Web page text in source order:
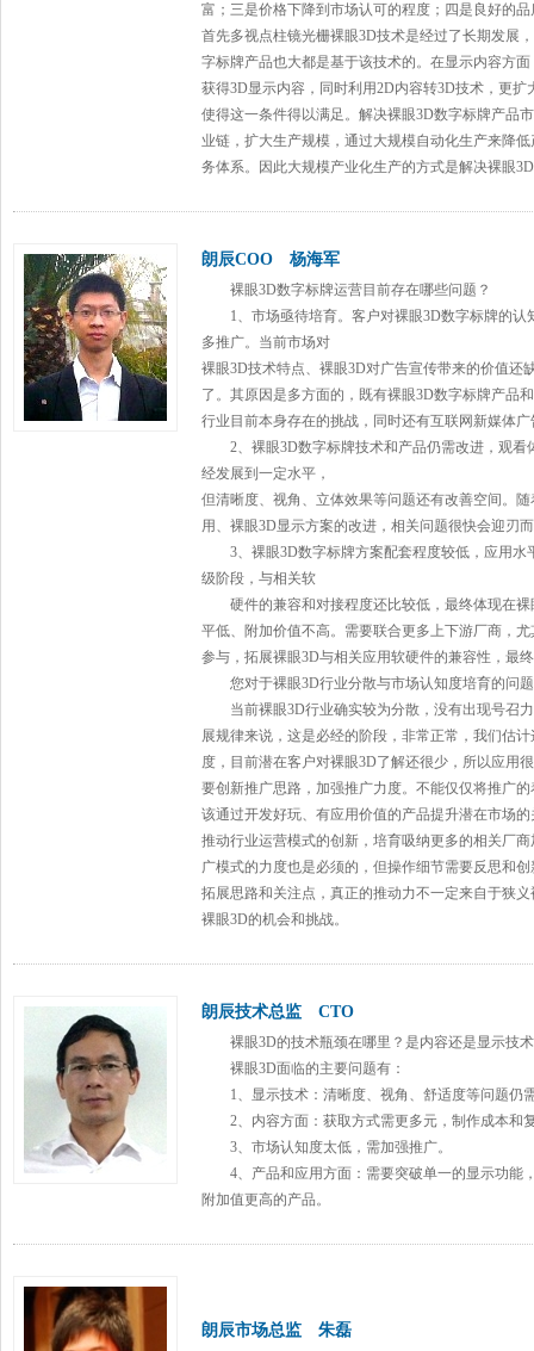
富；三是价格下降到市场认可的程度；四是良好的
首先多视点柱镜光栅裸眼3D技术是经过了长期发展
字标牌产品也大都是基于该技术的。在显示内容方
获得3D显示内容，同时利用2D内容转3D技术，更扩
使得这一条件得以满足。解决裸眼3D数字标牌产品
业链，扩大生产规模，通过大规模自动化生产来降
务体系。因此大规模产业化生产的方式是解决裸眼3D
朗辰COO 杨海军
裸眼3D数字标牌运营目前存在哪些问题？
1、市场亟待培育。客户对裸眼3D数字标牌的认
多推广。当前市场对
裸眼3D技术特点、裸眼3D对广告宣传带来的价值还
了。其原因是多方面的，既有裸眼3D数字标牌产品
行业目前本身存在的挑战，同时还有互联网新媒体
2、裸眼3D数字标牌技术和产品仍需改进，观看
经发展到一定水平，
但清晰度、视角、立体效果等问题还有改善空间。
用、裸眼3D显示方案的改进，相关问题很快会迎刃
3、裸眼3D数字标牌方案配套程度较低，应用水
级阶段，与相关软
硬件的兼容和对接程度还比较低，最终体现在裸
平低、附加价值不高。需要联合更多上下游厂商，尤
参与，拓展裸眼3D与相关应用软硬件的兼容性，最
您对于裸眼3D行业分散与市场认知度培育的问
当前裸眼3D行业确实较为分散，没有出现号召力
展规律来说，这是必经的阶段，非常正常，我们估
度，目前潜在客户对裸眼3D了解还很少，所以应用
要创新推广思路，加强推广力度。不能仅仅将推广
该通过开发好玩、有应用价值的产品提升潜在市场
推动行业运营模式的创新，培育吸纳更多的相关厂
广模式的力度也是必须的，但操作细节需要反思和
拓展思路和关注点，真正的推动力不一定来自于狭
裸眼3D的机会和挑战。
朗辰技术总监 CTO
裸眼3D的技术瓶颈在哪里？是内容还是显示技
裸眼3D面临的主要问题有：
1、显示技术：清晰度、视角、舒适度等问题仍
2、内容方面：获取方式需更多元，制作成本和
3、市场认知度太低，需加强推广。
4、产品和应用方面：需要突破单一的显示功能
附加值更高的产品。
朗辰市场总监 朱磊